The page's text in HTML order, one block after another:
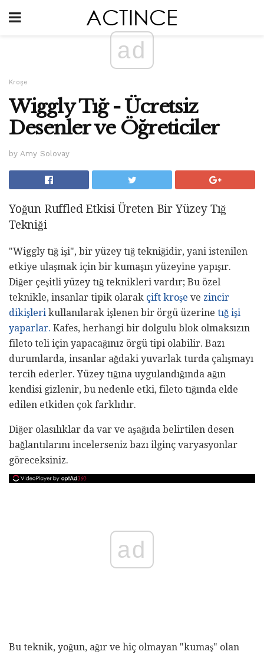
ad
Kroşe
Wiggly Tığ - Ücretsiz
Desenler ve Öğreticiler
by Amy Solovay
Yoğun Ruffled Etkisi Üreten Bir Yüzey Tığ
Tekniği
"Wiggly tığ işi", bir yüzey tığ tekniğidir, yani istenilen
etkiye ulaşmak için bir kumaşın yüzeyine yapışır.
Diğer çeşitli yüzey tığ teknikleri vardır; Bu özel
teknikle, insanlar tipik olarak çift ​​kroşe ve zincir
dikişleri kullanılarak işlenen bir örgü üzerine tığ işi
yaparlar. Kafes, herhangi bir dolgulu blok olmaksızın
fileto teli için yapacağınız örgü tipi olabilir. Bazı
durumlarda, insanlar ağdaki yuvarlak turda çalışmayı
tercih ederler. Yüzey tığına uygulandığında ağın
kendisi gizlenir, bu nedenle etki, fileto tığında elde
edilen etkiden çok farklıdır.
Diğer olasılıklar da var ve aşağıda belirtilen desen
bağlantılarını incelerseniz bazı ilginç varyasyonlar
göreceksiniz.
ad
Bu teknik, yoğun, ağır ve hiç olmayan "kumaş" olan